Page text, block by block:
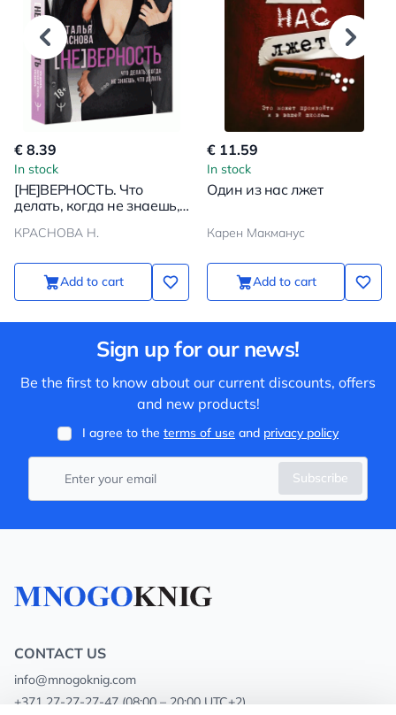
€ 8.39
In stock
[НЕ]ВЕРНОСТЬ. Что
делать, когда не знаешь,
КРАСНОВА Н.
Add to cart
€ 11.59
In stock
Один из нас лжет
Карен Макманус
Add to cart
Sign up for our news!
Be the first to know about our current discounts, offers
and new products!
I agree to the terms of use and privacy policy
Subscribe
CONTACT US
info@mnogoknig.com
+371 27-27-27-47 (08:00 – 20:00 UTC+2)